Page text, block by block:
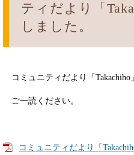
ティだより「
しました。
コミュニティだより「Takachiho
ご一読ください。
コミュニティだより「